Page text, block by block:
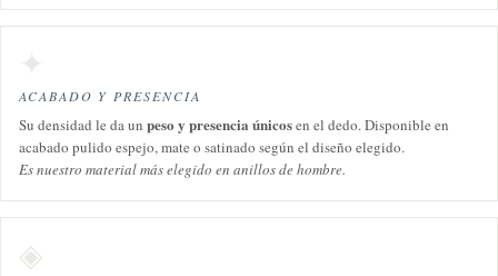
✦
ACABADO Y PRESENCIA
Su densidad le da un peso y presencia únicosen el dedo. Disponible en
acabado pulido espejo, mate o satinado según el diseño elegido.
Es nuestro material más elegido en anillos de hombre.
◈